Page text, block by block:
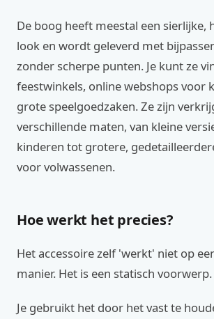
De boog heeft meestal een sierlijke,
look en wordt geleverd met
zonder scherpe punten. Je kunt ze
feestwinkels, online webshops voor
grote speelgoedzaken. Ze zijn
verschillende maten, van kleine
kinderen tot grotere,
voor volwassenen.
Hoe werkt het precies?
Het accessoire zelf 'werkt' niet op
manier. Het is een statisch voorwerp.
Je gebruikt het door het vast te